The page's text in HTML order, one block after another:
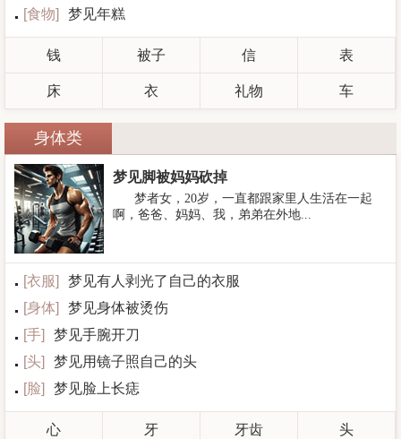
[食物] 梦见年糕
钱 被子 信 表
床 衣 礼物 车
身体类
梦见脚被妈妈砍掉
梦者女，20岁，一直都跟家里人生活在一起
啊，爸爸、妈妈、我，弟弟在外地...
[衣服]
梦见有人剥光了自己的衣服
[身体]
梦见身体被烫伤
[手]
梦见手腕开刀
[头]
梦见用镜子照自己的头
[脸] 梦见脸上长痣
心 牙 牙齿 头